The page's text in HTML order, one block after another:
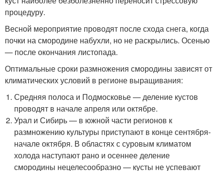
процедуру.
Весной мероприятие проводят после схода снега, когда
почки на смородине набухли, но не раскрылись. Осенью
— после окончания листопада.
Оптимальные сроки размножения смородины зависят от
климатических условий в регионе выращивания:
Средняя полоса и Подмосковье — деление кустов
проводят в начале апреля или октябре.
Урал и Сибирь — в южной части регионов к
размножению культуры приступают в конце сентября-
начале октября. В областях с суровым климатом
холода наступают рано и осеннее деление
смородины нецелесообразно — кусты не успевают